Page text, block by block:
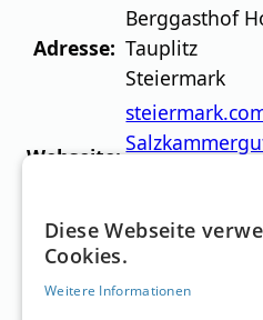
Adresse:
Berggasthof
Tauplitz
Steiermark
Webseite:
planen/
Chill-Steak-
Ski Guide Austria ©
Diese Webseite
Cookies.
Weitere Informationen